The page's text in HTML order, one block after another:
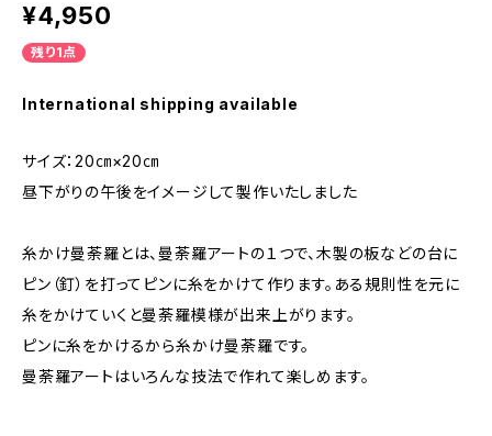
¥4,950
残り1点
International shipping available
サイズ：20㎝×20㎝
昼下がりの午後をイメージして製作いたしました
糸かけ曼荼羅とは、曼荼羅アートの１つで、木製の板などの台に
ピン（釘）を打ってピンに糸をかけて作ります。ある規則性を元に
糸をかけていくと曼荼羅模様が出来上がります。
ピンに糸をかけるから糸かけ曼荼羅です。
曼荼羅アートはいろんな技法で作れて楽しめます。